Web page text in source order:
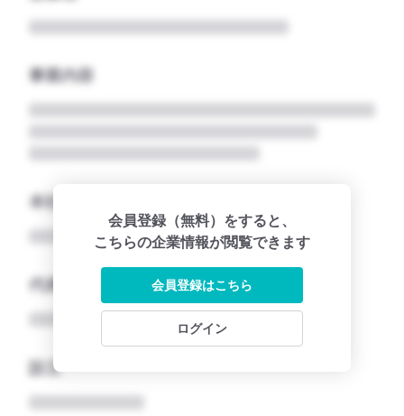
事業内容
本社所在地名
代表者
設立
会員登録（無料）をすると、
こちらの企業情報が閲覧できます
会員登録はこちら
ログイン